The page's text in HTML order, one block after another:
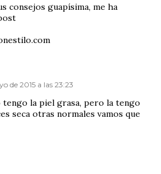
consejos guapísima, me ha
de 2015 a las 23:23
la piel grasa, pero la tengo
seca otras normales vamos que